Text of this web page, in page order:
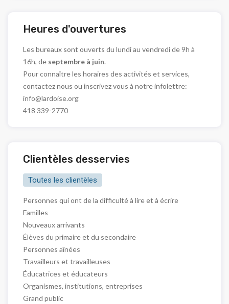
Heures d'ouvertures
Les bureaux sont ouverts du lundi au vendredi de 9h à
16h, de septembre à juin.
Pour connaître les horaires des activités et services,
contactez nous ou inscrivez vous à notre infolettre:
info@lardoise.org
418 339-2770
Clientèles desservies
Toutes les clientèles
Personnes qui ont de la difficulté à lire et à écrire
Familles
Nouveaux arrivants
Élèves du primaire et du secondaire
Personnes aînées
Travailleurs et travailleuses
Éducatrices et éducateurs
Organismes, institutions, entreprises
Grand public